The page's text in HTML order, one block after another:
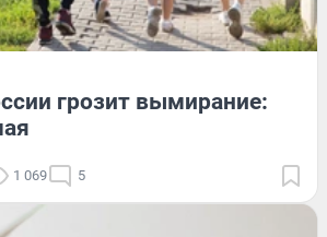
грозит вымирание:
1 069 5